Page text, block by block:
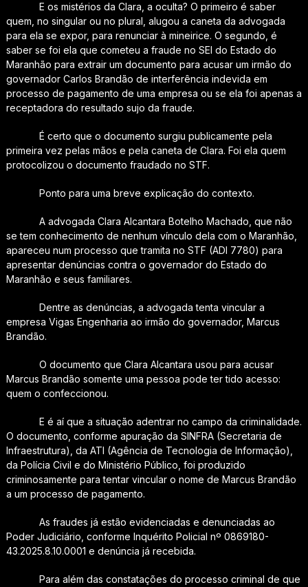
E os mistérios da Clara, a oculta? O primeiro é saber
quem, no singular ou no plural, alugou a caneta da advogada
para ela se expor, para renunciar à mineirice. O segundo, é
saber se foi ela que cometeu a fraude no SEI do Estado do
Maranhão para extrair um documento para acusar um irmão do
governador Carlos Brandão de interferência indevida em
processo de pagamento de uma empresa ou se ela foi apenas a
receptadora do resultado sujo da fraude.
É certo que o documento surgiu publicamente pela
primeira vez pelas mãos e pela caneta de Clara. Foi ela quem
protocolizou o documento fraudado no STF.
Ponto para uma breve explicação do contexto.
A advogada Clara Alcantara Botelho Machado, que não
se tem conhecimento de nenhum vínculo dela com o Maranhão,
apareceu num processo que tramita no STF (ADI 7780) para
apresentar denúncias contra o governador do Estado do
Maranhão e seus familiares.
Dentre as denúncias, a advogada tenta vincular a
empresa Vigas Engenharia ao irmão do governador, Marcus
Brandão.
O documento que Clara Alcantara usou para acusar
Marcus Brandão somente uma pessoa pode ter tido acesso:
quem o confeccionou.
E é aí que a situação adentrar no campo da criminalidade.
O documento, conforme apuração da SINFRA (Secretaria de
Infraestrutura), da ATI (Agência de Tecnologia de Informação),
da Polícia Civil e do Ministério Público, foi produzido
criminosamente para tentar vincular o nome de Marcus Brandão
a um processo de pagamento.
As fraudes já estão evidenciadas e denunciadas ao
Poder Judiciário, conforme Inquérito Policial nº 0869180-
43.2025.8.10.0001 e denúncia já recebida.
Para além das constatações do processo criminal de que